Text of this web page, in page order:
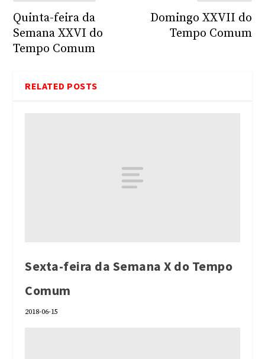
Quinta-feira da
Semana XXVI do
Tempo Comum
Domingo XXVII do
Tempo Comum
RELATED POSTS
Sexta-feira da Semana X do Tempo
Comum
2018-06-15